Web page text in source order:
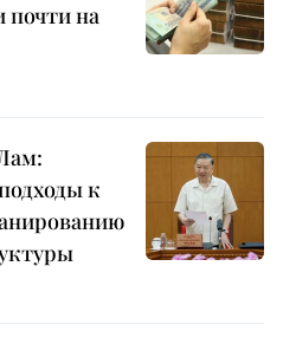
почти на
к